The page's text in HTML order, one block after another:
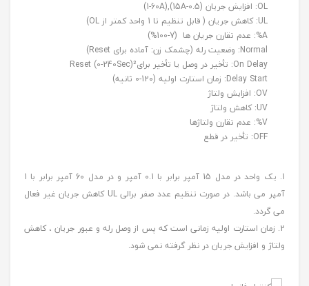
OL: افزایش جریان (0.5-15A),(1-60A)
UL: کاهش جریان ( قابل تنظیم تا 1 واحد کمتر از OL)
A%: عدم تقارن جریان ها (7-100%)
Normal: وضعیت رله (چشمک زن: آماده برای Reset)
On Delay: تأخیر در وصل یا تأخیر برایReset (0-240Sec)²
Delay Start: زمان استارت اولیه (120-0 ثانیه)
OV: افزایش ولتاژ
UV: کاهش ولتاژ
V%: عدم تقارن ولتاژها
OFF: تأخیر در قطع
1. یک واحد در مدل 15 آمپر برابر با 0.1 آمپر و در مدل 60 آمپر برابر با 1
آمپر می باشد. در صورت تنظیم عدد صفر برالی UL کاهش جریان غیر فعال
می گردد.
2. زمان استارت اولیه زمانی است که پس از وصل رله و عبور جریان ، کاهش
ولتاژ و افزایش جریان در نظر گرفته نمی شود.